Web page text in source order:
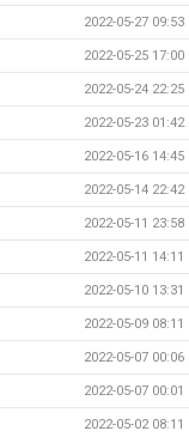
2022-05-27 09:53
2022-05-25 17:00
2022-05-24 22:25
2022-05-23 01:42
2022-05-16 14:45
2022-05-14 22:42
2022-05-11 23:58
2022-05-11 14:11
2022-05-10 13:31
2022-05-09 08:11
2022-05-07 00:06
2022-05-07 00:01
2022-05-02 08:11